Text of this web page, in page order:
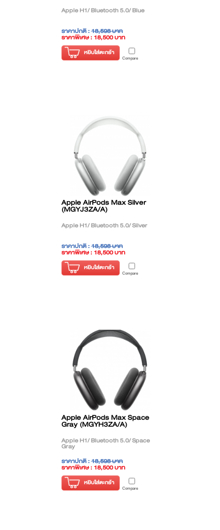
Apple H1/ Bluetooth 5.0/ Blue
ราคาปกติ :18,598 บาท
ราคาพิเศษ : 18,500 บาท
( ราคาไม่รวมภาษี )
หยิบใส่ตะกร้า
Compare
Apple AirPods Max Silver
(MGYJ3ZA/A)
Apple H1/ Bluetooth 5.0/ Silver
ราคาปกติ :18,598 บาท
ราคาพิเศษ : 18,500 บาท
( ราคาไม่รวมภาษี )
หยิบใส่ตะกร้า
Compare
Apple AirPods Max Space
Gray (MGYH3ZA/A)
Apple H1/ Bluetooth 5.0/ Space
Gray
ราคาปกติ :18,598 บาท
ราคาพิเศษ : 18,500 บาท
( ราคาไม่รวมภาษี )
หยิบใส่ตะกร้า
Compare